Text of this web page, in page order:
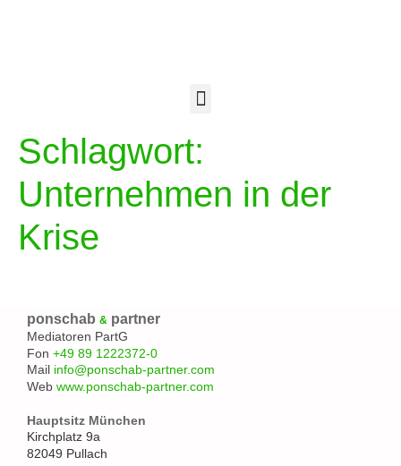
Schlagwort:
Unternehmen in der
Krise
ponschab & partner
Mediatoren PartG
Fon +49 89 1222372-0
Mail info@ponschab-partner.com
Web www.ponschab-partner.com
Hauptsitz München
Kirchplatz 9a
82049 Pullach